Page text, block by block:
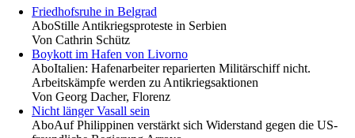
Friedhofsruhe in Belgrad
AboStille Antikriegsproteste in Serbien
Von Cathrin Schütz
Boykott im Hafen von Livorno
AboItalien: Hafenarbeiter reparierten Militärschiff nicht.
Arbeitskämpfe werden zu Antikriegsaktionen
Von Georg Dacher, Florenz
Nicht länger Vasall sein
AboAuf Philippinen verstärkt sich Widerstand gegen die US-